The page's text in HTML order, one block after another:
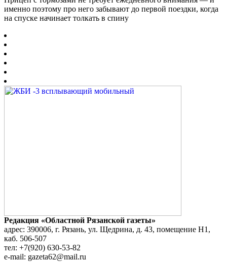
именно поэтому про него забывают до первой поездки, когда
на спуске начинает толкать в спину
Редакция «Областной Рязанской газеты»
адрес: 390006, г. Рязань, ул. Щедрина, д. 43, помещение Н1,
каб. 506-507
тел: +7(920) 630-53-82
e-mail: gazeta62@mail.ru